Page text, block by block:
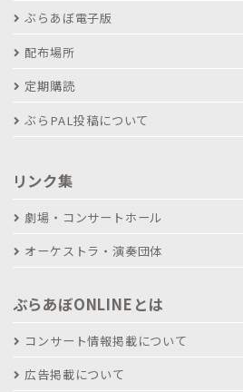
ぶらあぼ電子版
配布場所
定期購読
ぶらPAL投稿について
リンク集
劇場・コンサートホール
オーケストラ・演奏団体
ぶらあぼONLINEとは
コンサート情報掲載について
広告掲載について